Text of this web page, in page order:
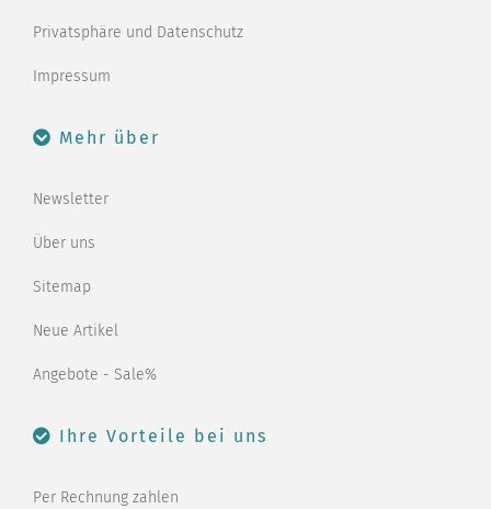
Privatsphäre und Datenschutz
Impressum
Mehr über
Newsletter
Über uns
Sitemap
Neue Artikel
Angebote - Sale%
Ihre Vorteile bei uns
Per Rechnung zahlen